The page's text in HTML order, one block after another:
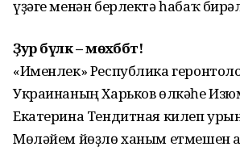
үҙәге менән берлектә һабаҡ
Ҙур бүләк – мөхәббәт!
«Именлек» Республика
Украинаның Харьков өлкәһе
Екатерина Тендитная килеп
Мөләйем йөҙлө ханым етмешен